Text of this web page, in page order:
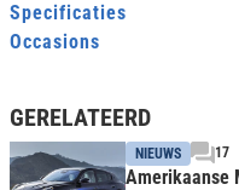
Specificaties
Occasions
GERELATEERD
NIEUWS 17
Amerikaanse